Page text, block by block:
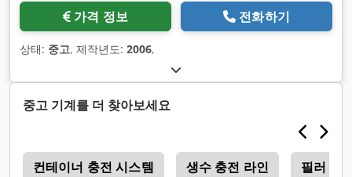
가격 정보 전화하기
상태: 중고, 제작년도: 2006,
중고 기계를 더 찾아보세요
컨테이너 충전 시스템 생수 충전 라인 필러